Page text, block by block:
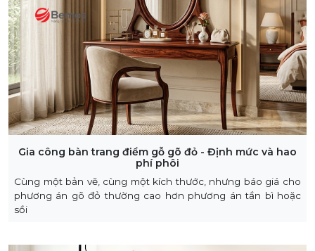
Gia công bàn trang điểm gỗ gõ đỏ - Định mức và hao
phí phôi
Cùng một bản vẽ, cùng một kích thước, nhưng báo giá cho
phương án gõ đỏ thường cao hơn phương án tần bì hoặc
sồi